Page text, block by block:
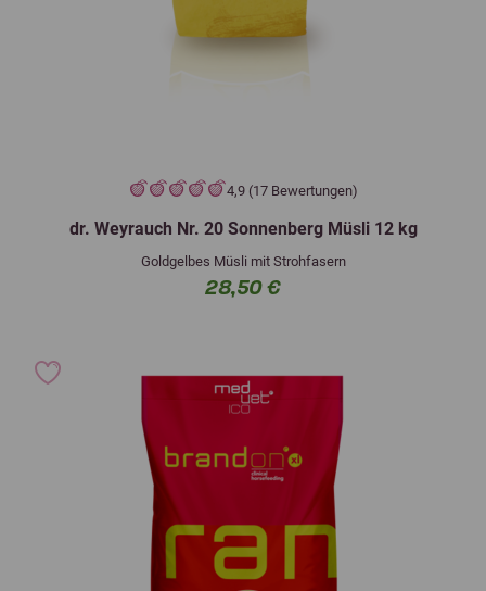
4,9 (17 Bewertungen)
dr. Weyrauch Nr. 20 Sonnenberg Müsli 12 kg
Goldgelbes Müsli mit Strohfasern
28,50 €